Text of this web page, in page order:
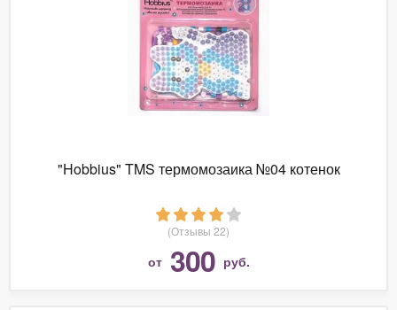
"Hobbius" TMS термомозаика №04 котенок
(Отзывы 22)
от 300 руб.